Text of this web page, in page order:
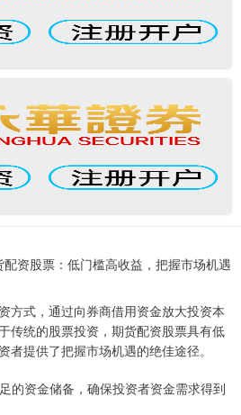
方式，通过向券商借用资金放大投资本
传统的股票投资，期货配资股票具有低
者提供了把握市场机遇的绝佳途径。
的资金储备，确保投资者资金需求得到